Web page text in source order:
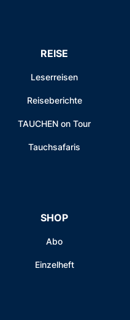
REISE
Leserreisen
Reiseberichte
TAUCHEN on Tour
Tauchsafaris
SHOP
Abo
Einzelheft